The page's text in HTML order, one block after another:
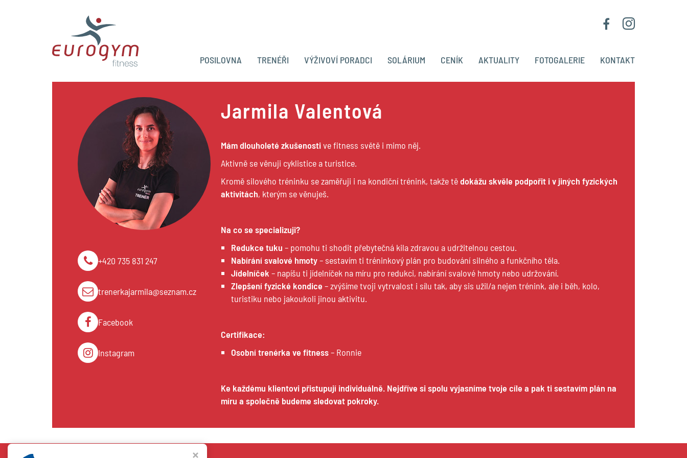
POSILOVNA TRENÉŘI VÝŽIVOVÍ PORADCI SOLÁRIUM CENÍK AKTUALITY FOTOGALERIE KONTAKT
+420 735 831 247
trenerkajarmila@seznam.cz
Facebook
Instagram
Jarmila Valentová
Mám dlouholeté zkušenostive fitness světě i mimo něj.
Aktivně se věnuji cyklistice a turistice.
Kromě silového tréninku se zaměřuji i na kondiční trénink, takže tědokážu skvěle podpořit i v jiných fyzických
aktivitách, kterým se věnuješ.
Na co se specializuji?
Redukce tuku – pomohu ti shodit přebytečná kila zdravou a udržitelnou cestou.
Nabírání svalové hmoty– sestavím ti tréninkový plán pro budování silného a funkčního těla.
Jídelníček – napíšu ti jídelníček na míru pro redukci, nabírání svalové hmoty nebo udržování.
Zlepšení fyzické kondice – zvýšíme tvoji vytrvalost i sílu tak, aby sis užil/a nejen trénink, ale i běh, kolo,
turistiku nebo jakoukoli jinou aktivitu.
Certifikace:
Osobní trenérka ve fitness– Ronnie
Ke každému klientovi přistupují individuálně. Nejdříve si spolu vyjasníme tvoje cíle a pak ti sestavím plán na
míru a společně budeme sledovat pokroky.